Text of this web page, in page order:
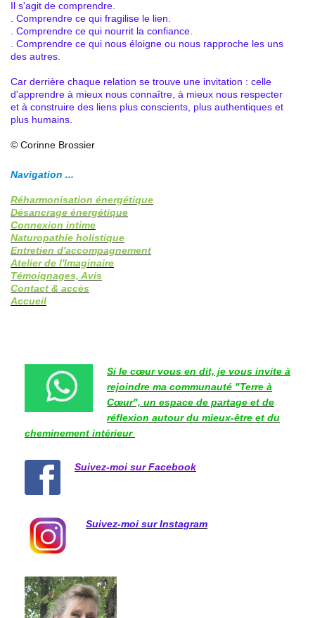
Il s'agit de comprendre.
. Comprendre ce qui fragilise le lien.
. Comprendre ce qui nourrit la confiance.
. Comprendre ce qui nous éloigne ou nous rapproche les uns
des autres.
Car derrière chaque relation se trouve une invitation : celle
d'apprendre à mieux nous connaître, à mieux nous respecter
et à construire des liens plus conscients, plus authentiques et
plus humains.
© Corinne Brossier
Navigation ...
Réharmonisation énergétique
Désancrage énergétique
Connexion intime
Naturopathie holistique
Entretien d'accompagnement
Atelier de l'Imaginaire
Témoignages, Avis
Contact & accès
Accueil
Si le cœur vous en dit, je vous invite à
rejoindre ma communauté "Terre à
Cœur", un espace de partage et de
réflexion autour du mieux-être et du
cheminement intérieur
Suivez-moi sur Facebook
Suivez-moi sur Instagram